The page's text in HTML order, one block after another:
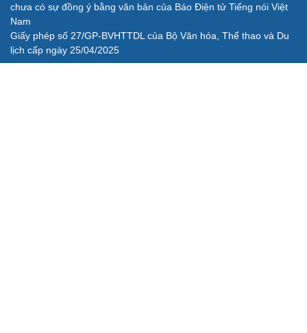
chưa có sự đồng ý bằng văn bản của Báo Điện tử Tiếng nói Việt
Nam
Giấy phép số 27/GP-BVHTTDL của Bộ Văn hóa, Thể thao và Du
lịch cấp ngày 25/04/2025